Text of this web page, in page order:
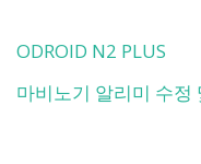
ODROID N2 PLUS
마비노기 알리미 수정